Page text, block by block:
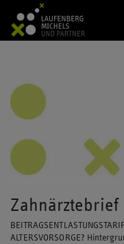
Zahnärztebrief
ALTERSVORSORGE?